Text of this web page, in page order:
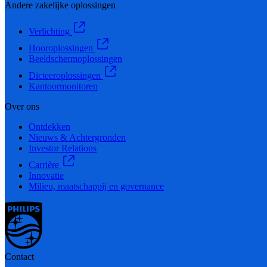
Andere zakelijke oplossingen
Verlichting
Hooroplossingen
Beeldschermoplossingen
Dicteeroplossingen
Kantoormonitoren
Over ons
Ontdekken
Nieuws & Achtergronden
Investor Relations
Carrière
Innovatie
Milieu, maatschappij en governance
Contact